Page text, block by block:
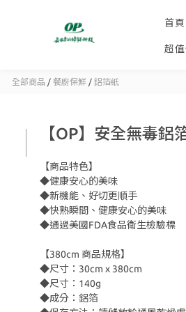
首頁
超
全部商品 / 餐廚保鮮 / 鋁箔紙
【OP】安全無毒鋁
【商品特色】
◆健康安心的美味
◆新機能、好切更順手
◆快熟瞬間、健康安心的美味
◆通過美國FDA食品衛生檢驗標
【380cm 商品規格】
◆尺寸：30cm x 380cm
◆尺寸：140g
◆成分：鋁箔